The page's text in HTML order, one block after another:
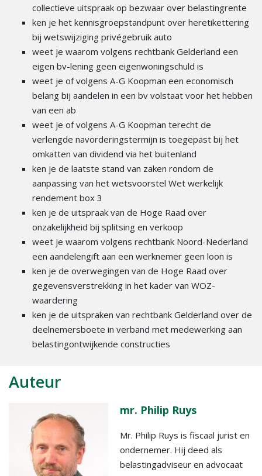
collectieve uitspraak op bezwaar over belastingrente
ken je het kennisgroepstandpunt over heretikettering
bij wetswijziging privégebruik auto
weet je waarom volgens rechtbank Gelderland een
eigen bv-lening geen eigenwoningschuld is
weet je of volgens A-G Koopman een economisch
belang bij aandelen in een bv volstaat voor het hebben
van een ab
weet je of volgens A-G Koopman terecht de
verlengde navorderingstermijn is toegepast bij het
omkatten van dividend via het buitenland
ken je de laatste stand van zaken rondom de
aanpassing van het wetsvoorstel Wet werkelijk
rendement box 3
ken je de uitspraak van de Hoge Raad over
onzakelijkheid bij splitsing en verkoop
weet je waarom volgens rechtbank Noord-Nederland
een aandelengift aan een werknemer geen loon is
ken je de overwegingen van de Hoge Raad over
gegevensverstrekking in het kader van WOZ-
waardering
ken je de uitspraken van rechtbank Gelderland over de
deelnemersboete in verband met medewerking aan
belastingontwijkende constructies
Auteur
mr. Philip Ruys
Mr. Philip Ruys is fiscaal jurist en
ondernemer. Hij deed als
belastingadviseur en advocaat